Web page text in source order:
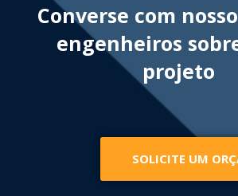
Converse com
engenheiros
projeto
SOLICITE UM